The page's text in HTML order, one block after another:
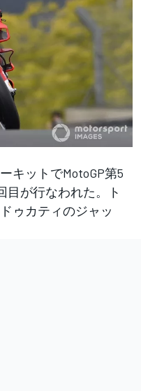
キットでMotoGP第5
目が行なわれた。ト
ゥカティのジャッ